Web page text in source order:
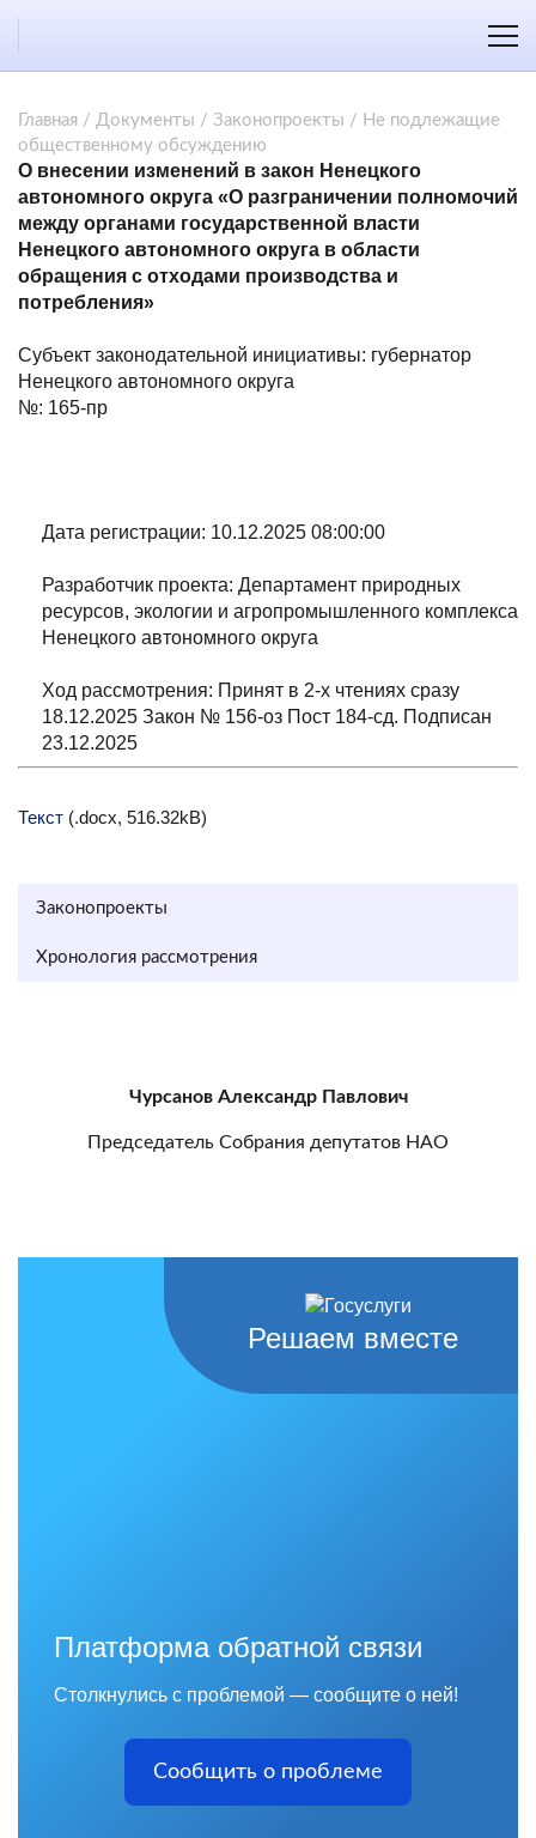
Главная / Документы / Законопроекты / Не подлежащие
общественному обсуждению
О внесении изменений в закон Ненецкого
автономного округа «О разграничении полномочий
между органами государственной власти
Ненецкого автономного округа в области
обращения с отходами производства и
потребления»
Субъект законодательной инициативы: губернатор
Ненецкого автономного округа
№: 165-пр
Дата регистрации: 10.12.2025 08:00:00
Разработчик проекта: Департамент природных
ресурсов, экологии и агропромышленного комплекса
Ненецкого автономного округа
Ход рассмотрения: Принят в 2-х чтениях сразу
18.12.2025 Закон № 156-оз Пост 184-сд. Подписан
23.12.2025
Текст (.docx, 516.32kB)
Законопроекты
Хронология рассмотрения
Чурсанов Александр Павлович
Председатель Собрания депутатов НАО
Решаем вместе
Платформа обратной связи
Столкнулись с проблемой — сообщите о ней!
Сообщить о проблеме